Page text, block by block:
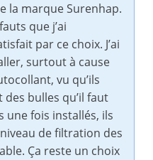
la marque Surenhap.
que j’ai
par ce choix. J’ai
surtout à cause
vu qu’ils
bulles qu’il faut
une fois installés, ils
de filtration des
Ça reste un choix